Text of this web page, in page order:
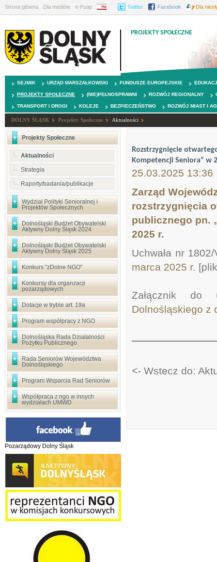
Strona główna Dla mediów e-Puap BIP Twitter Facebook Dla
PROJEKTY SPOŁECZNE
SEJMIK URZĄD MARSZAŁKOWSKI FUNDUSZE EUROPEJSKIE
PROJEKTY SPOŁECZNE (NIE)PEŁNOSPRAWNI ROZWÓJ REGIONALNY
TRANSPORT I DROGI KOLEJE BEZPIECZEŃSTWO ROZWÓJ MIAST I
DOLNY ŚLĄSK Projekty Społeczne Aktualności
Projekty Społeczne
Aktualności
Strategia
Raporty/badania/publikacje
Wydział Polityki Senioralnej i
Projektów Społecznych
Dolnośląski Budżet Obywatelski
Aktywny Dolny Śląsk 2024
Dolnośląski Budżet Obywatelski
Aktywny Dolny Śląsk 2025
Konkurs "zDolne NGO"
Konkursy dla organzacji
pozarządowych
Dotacje w trybie art. 19a
Program współpracy z NGO
Dolnośląska Rada Działalności
Pożytku Publicznego
Rada Seniorów Województwa
Dolnośląskiego
Program Wsparcia Rad Seniorów
Współpraca z ngo w innych
wydziałach UMWD
Pozarządowy Dolny Śląsk
Rozstrzygnięcie
Kompetencji Seniora” w
25.03.2025 13:36
Zarząd
rozstrzygnięcia
publicznego pn.
2025 r.
Uchwała nr
marca 2025 r.
Załącznik do
Dolnośląskiego z
<- Wstecz do: